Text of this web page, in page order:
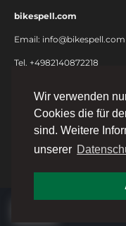
Wir verwenden
Cookies die für
sind. Weitere
unserer
bikespell.com
Email: info@bikespell.com
Tel. +4982140872218